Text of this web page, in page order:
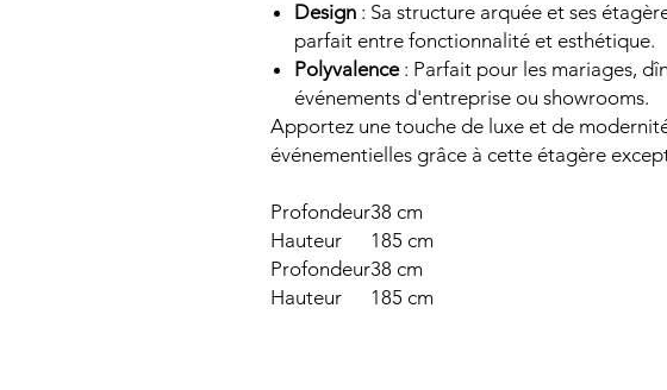
Design : Sa structure arquée et ses
parfait entre fonctionnalité et esthétique.
Polyvalence: Parfait pour les mariages,
événements d'entreprise ou showrooms.
Apportez une touche de luxe et de
événementielles grâce à cette étagère
Profondeur38 cm
Hauteur
185 cm
Profondeur38 cm
Hauteur
185 cm